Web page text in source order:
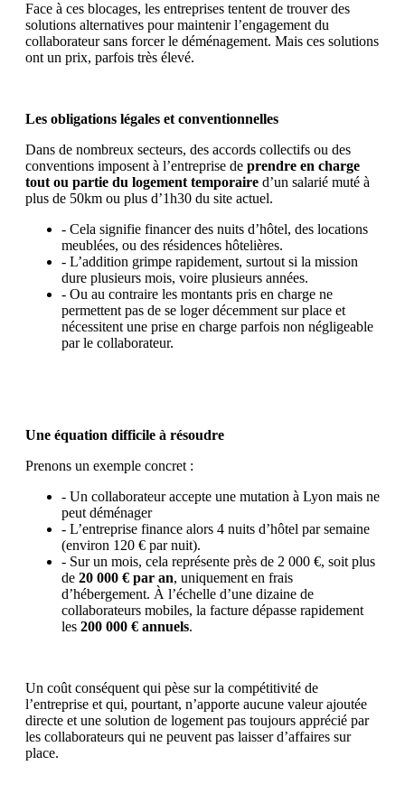
Face à ces blocages, les entreprises tentent de trouver des
solutions alternatives pour maintenir l’engagement du
collaborateur sans forcer le déménagement. Mais ces solutions
ont un prix, parfois très élevé.
Les obligations légales et conventionnelles
Dans de nombreux secteurs, des accords collectifs ou des
conventions imposent à l’entreprise de prendre en charge
tout ou partie du logement temporaire d’un salarié muté à
plus de 50km ou plus d’1h30 du site actuel.
- Cela signifie financer des nuits d’hôtel, des locations
meublées, ou des résidences hôtelières.
- L’addition grimpe rapidement, surtout si la mission
dure plusieurs mois, voire plusieurs années.
- Ou au contraire les montants pris en charge ne
permettent pas de se loger décemment sur place et
nécessitent une prise en charge parfois non négligeable
par le collaborateur.
Une équation difficile à résoudre
Prenons un exemple concret :
- Un collaborateur accepte une mutation à Lyon mais ne
peut déménager
- L’entreprise finance alors 4 nuits d’hôtel par semaine
(environ 120 € par nuit).
- Sur un mois, cela représente près de 2 000 €, soit plus
de 20 000 € par an, uniquement en frais
d’hébergement. À l’échelle d’une dizaine de
collaborateurs mobiles, la facture dépasse rapidement
les 200 000 € annuels.
Un coût conséquent qui pèse sur la compétitivité de
l’entreprise et qui, pourtant, n’apporte aucune valeur ajoutée
directe et une solution de logement pas toujours apprécié par
les collaborateurs qui ne peuvent pas laisser d’affaires sur
place.